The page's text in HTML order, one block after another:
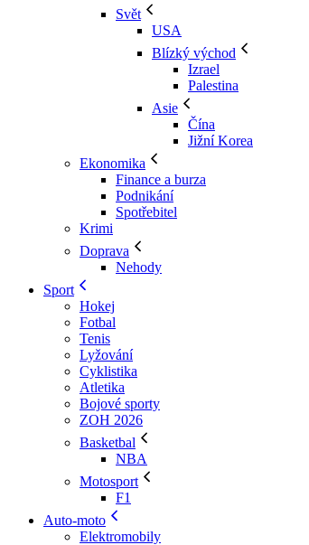
Svět
USA
Blízký východ
Izrael
Palestina
Asie
Čína
Jižní Korea
Ekonomika
Finance a burza
Podnikání
Spotřebitel
Krimi
Doprava
Nehody
Sport
Hokej
Fotbal
Tenis
Lyžování
Cyklistika
Atletika
Bojové sporty
ZOH 2026
Basketbal
NBA
Motosport
F1
Auto-moto
Elektromobily